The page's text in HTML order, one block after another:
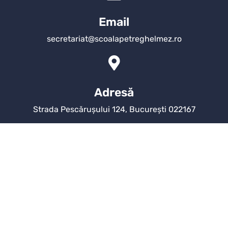
Email
secretariat@scoalapetreghelmez.ro
Adresă
Strada Pescărușului 124, București 022167